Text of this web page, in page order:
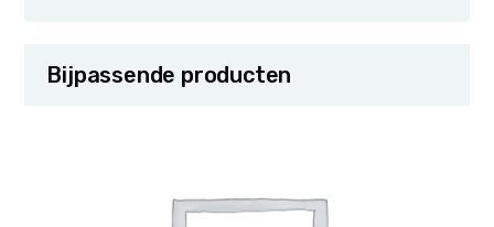
Bijpassende producten